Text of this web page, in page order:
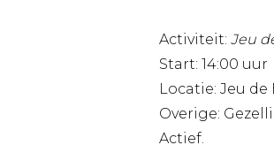
Activiteit: Jeu
Start: 14:00 uur
Locatie: Jeu
Overige:
Actief.